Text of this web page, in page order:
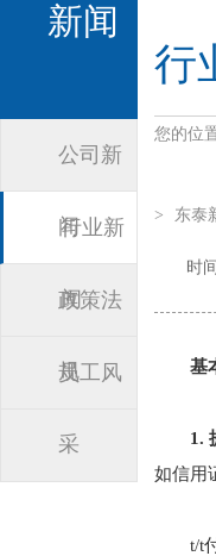
新闻
公司新
闻
行业新
闻
政策法
规
员工风
采
行
您的位
> 东泰
时
基
1.
如信用
t/t